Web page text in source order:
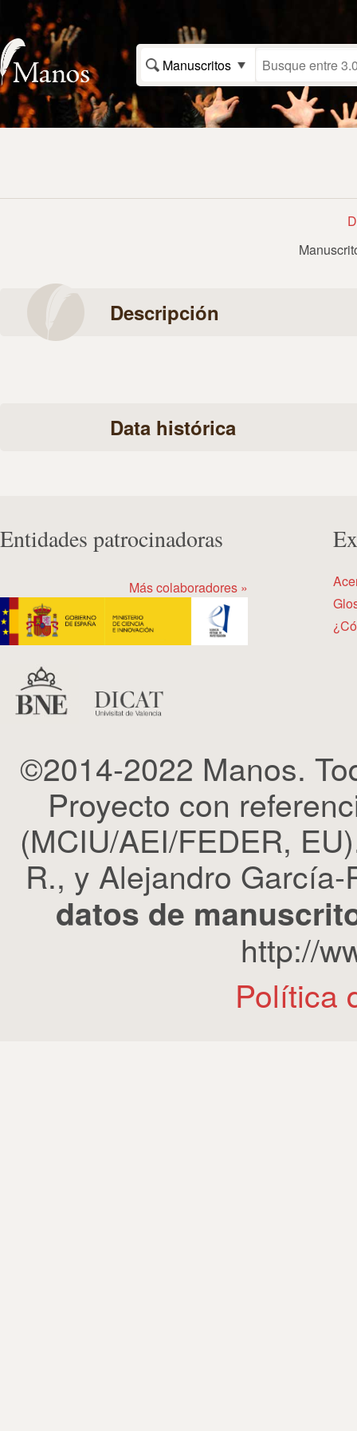
Manuscritos
Descripción
Data histórica
Entidades patrocinadoras
Más colaboradores »
©2014-2022 Manos.
Proyecto con
(MCIU/AEI/FEDER,
R., y Alejandro
datos de
http://
Política